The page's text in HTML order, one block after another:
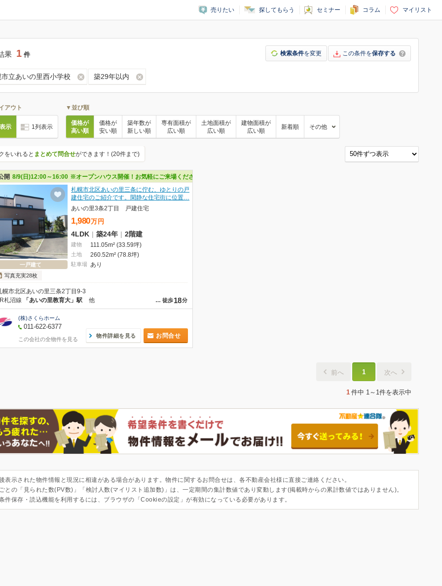
売りたい 探してもらう セミナー コラム マイリスト
果 1 件 検索条件を変更 この条件を保存する
立あいの里西小学校 築29年以内
アウト
示 1列表示
▼並び順
価格が
高い順
価格が
安い順
築年数が
新しい順
専有面積が
広い順
土地面積が
広い順
建物面積が
広い順
新着順 その他
をいれると まとめて問合せができます！(20件まで)
開 8/9(日)12:00～16:00 ※オープンハウス開催！お気軽にご来場ください
一戸建て
写真充実28枚
札幌市北区あいの里三条に佇む、ゆとりの戸
建住宅のご紹介です。閑静な住宅街に位置…
あいの里3条2丁目 戸建住宅
1,980万 円
4LDK | 築24年 | 2階建
建物 111.05m² (33.59坪)
土地 260.52m² (78.8坪)
駐車場 あり
幌市北区あいの里三条2丁目9-3
… 徒歩18分
札沼線 「あいの里教育大」駅 他
(株)さくらホーム
011-622-6377
この会社の全物件を見る
物件詳細を見る お問合せ
前へ 1 次へ
1 件中 1～1件を表示中
表示された物件情報と現況に相違がある場合があります。物件に関するお問合せは、各不動産会社様に直接ご連絡ください。
との「見られた数(PV数)」「検討人数(マイリスト追加数)」は、一定期間の集計数値であり変動します(掲載時からの累計数値ではありません)。
件保存・読込機能を利用するには、ブラウザの「Cookieの設定」が有効になっている必要があります。